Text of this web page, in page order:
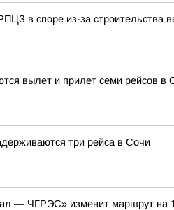
в споре из-за строительства
вылет и прилет семи рейсов в
три рейса в Сочи
— ЧГРЭС» изменит маршрут на